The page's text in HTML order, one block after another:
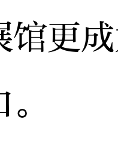
馆更